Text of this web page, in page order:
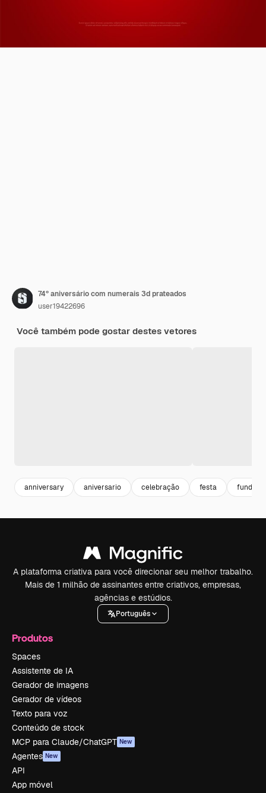
74º aniversário com numerais 3d prateados
user19422696
Você também pode gostar destes vetores
anniversary aniversario celebração festa fundo
A plataforma criativa para você direcionar seu melhor trabalho.
Mais de 1 milhão de assinantes entre criativos, empresas,
agências e estúdios.
Português
Produtos
Spaces
Assistente de IA
Gerador de imagens
Gerador de vídeos
Texto para voz
Conteúdo de stock
MCP para Claude/ChatGPT New
Agentes New
API
App móvel